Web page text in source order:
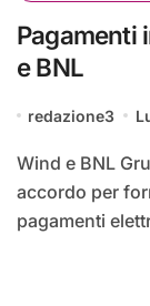
Pagamenti
e BNL
redazione3
Wind e BNL Gruppo BNP Paribas hanno siglato un
accordo per
pagamenti